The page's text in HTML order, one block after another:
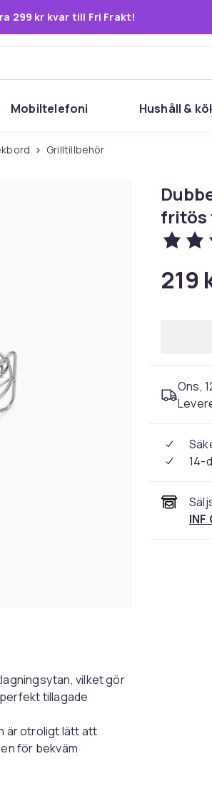
299 kr kvar till Fri Frakt!
Mobiltelefoni Hushåll &
Grilltillbehör
vilket gör
tillagade
är otroligt lätt att
för bekväm
fritös
219
Ons,
14-
INF